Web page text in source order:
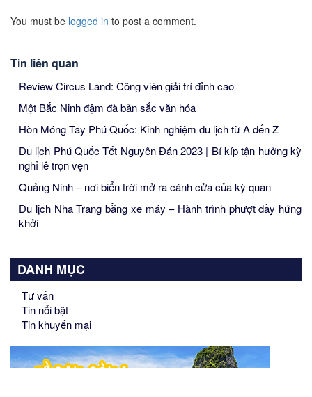
You must be logged in to post a comment.
Tin liên quan
Review Circus Land: Công viên giải trí đỉnh cao
Một Bắc Ninh đậm đà bản sắc văn hóa
Hòn Móng Tay Phú Quốc: Kinh nghiệm du lịch từ A đến Z
Du lịch Phú Quốc Tết Nguyên Đán 2023 | Bí kíp tận hưởng kỳ
nghỉ lễ trọn vẹn
Quảng Ninh – nơi biển trời mở ra cánh cửa của kỳ quan
Du lịch Nha Trang bằng xe máy – Hành trình phượt đầy hứng
khởi
DANH MỤC
Tư vấn
Tin nổi bật
Tin khuyến mại